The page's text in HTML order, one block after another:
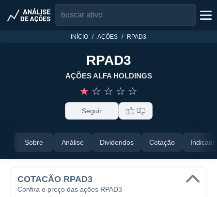
INÍCIO AÇÕES RPAD3
RPAD3
AÇÕES ALFA HOLDINGS
☆ ☆ ☆ ☆ ☆
Seguir
Sobre Análise Dividendos Cotação
COTACÃO RPAD3
Confira o preço das ações RPAD3